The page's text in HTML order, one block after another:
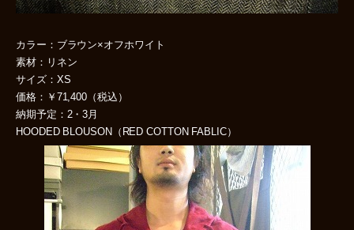
カラー：ブラウン×オフホワイト
素材：リネン
サイズ：XS
価格：￥71,400（税込）
納期予定：2・3月
HOODED BLOUSON（RED COTTON FABLIC）